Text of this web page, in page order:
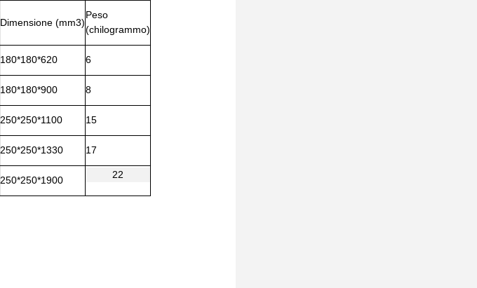
Dimensione (mm3)
Peso
(chilogrammo)
180*180*620 6
180*180*900 8
250*250*1100 15
250*250*1330 17
250*250*1900 22